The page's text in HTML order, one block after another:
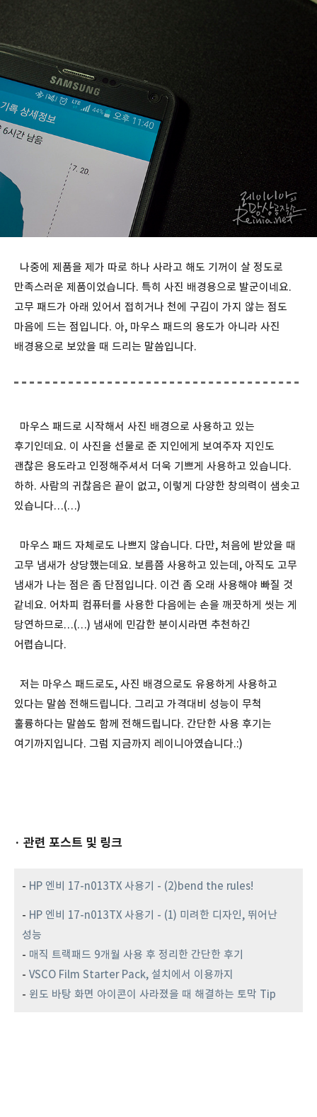
나중에 제품을 제가 따로 하나 사라고 해도 기꺼이 살 정도로
만족스러운 제품이었습니다. 특히 사진 배경용으로 발군이네요.
고무 패드가 아래 있어서 접히거나 천에 구김이 가지 않는 점도
마음에 드는 점입니다. 아, 마우스 패드의 용도가 아니라 사진
배경용으로 보았을 때 드리는 말씀입니다.
마우스 패드로 시작해서 사진 배경으로 사용하고 있는
후기인데요. 이 사진을 선물로 준 지인에게 보여주자 지인도
괜찮은 용도라고 인정해주셔서 더욱 기쁘게 사용하고 있습니다.
하하. 사람의 귀찮음은 끝이 없고, 이렇게 다양한 창의력이 샘솟고
있습니다…(…)
마우스 패드 자체로도 나쁘지 않습니다. 다만, 처음에 받았을 때
고무 냄새가 상당했는데요. 보름쯤 사용하고 있는데, 아직도 고무
냄새가 나는 점은 좀 단점입니다. 이건 좀 오래 사용해야 빠질 것
같네요. 어차피 컴퓨터를 사용한 다음에는 손을 깨끗하게 씻는 게
당연하므로…(…) 냄새에 민감한 분이시라면 추천하긴
어렵습니다.
저는 마우스 패드로도, 사진 배경으로도 유용하게 사용하고
있다는 말씀 전해드립니다. 그리고 가격대비 성능이 무척
훌륭하다는 말씀도 함께 전해드립니다. 간단한 사용 후기는
여기까지입니다. 그럼 지금까지 레이니아였습니다.:)
· 관련 포스트 및 링크
- HP 엔비 17-n013TX 사용기 - (2)bend the rules!
- HP 엔비 17-n013TX 사용기 - (1) 미려한 디자인, 뛰어난
성능
- 매직 트랙패드 9개월 사용 후 정리한 간단한 후기
- VSCO Film Starter Pack, 설치에서 이용까지
- 윈도 바탕 화면 아이콘이 사라졌을 때 해결하는 토막 Tip